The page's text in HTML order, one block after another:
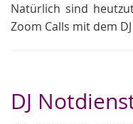
Natürlich sind
Zoom Calls mit dem
DJ